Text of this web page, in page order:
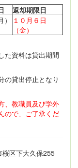
返却期限日
１０月６日
（金）
た資料は貸出期間
の貸出停止となり
、教職員及び学外
ので、ご了承くだ
区下大久保255